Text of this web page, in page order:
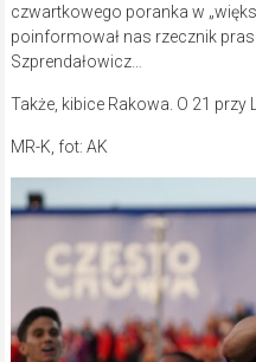
czwartkowego poranka w
poinformował nas rzecznik
Szprendałowicz…
Także, kibice Rakowa. O 21 przy
MR-K, fot: AK